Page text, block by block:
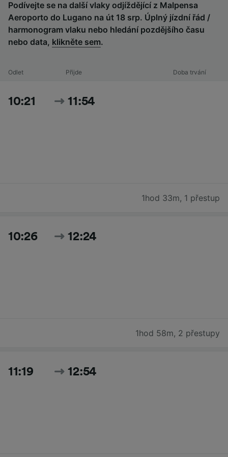
Podívejte se na další vlaky odjíždějící z Malpensa
Aeroporto do Lugano na út 18 srp. Úplný jízdní řád /
harmonogram vlaku nebo hledání pozdějšího času
nebo data, klikněte sem.
Odlet Přijde Doba trvání
10:21 11:54
1hod 33m, 1 přestup
10:26 12:24
1hod 58m, 2 přestupy
11:19 12:54